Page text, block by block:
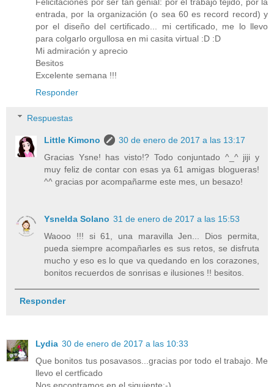
entrada, por la organización (o sea 60 es record record) y
por el diseño del certificado... mi certificado, me lo llevo
para colgarlo orgullosa en mi casita virtual :D :D
Mi admiración y aprecio
Besitos
Excelente semana !!!
Responder
Respuestas
Little Kimono
30 de enero de 2017 a las 13:17
Gracias Ysne! has visto!? Todo conjuntado ^_^ jiji y
muy feliz de contar con esas ya 61 amigas blogueras!
^^ gracias por acompañarme este mes, un besazo!
Ysnelda Solano 31 de enero de 2017 a las 15:53
Waooo !!! si 61, una maravilla Jen... Dios permita,
pueda siempre acompañarles es sus retos, se disfruta
mucho y eso es lo que va quedando en los corazones,
bonitos recuerdos de sonrisas e ilusiones !! besitos.
Responder
Lydia 30 de enero de 2017 a las 10:33
Que bonitos tus posavasos...gracias por todo el trabajo. Me
llevo el certficado
Nos encontramos en el siguiente:-)